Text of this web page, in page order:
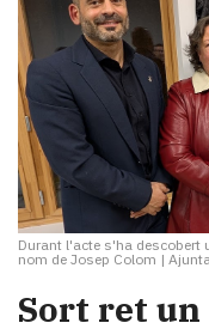
Durant l'acte s'ha
nom de Josep Colom |
Sort ret